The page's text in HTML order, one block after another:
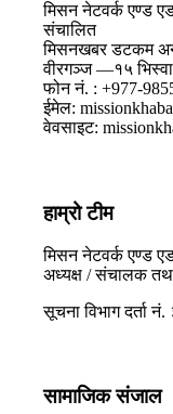
मिसन नेटवर्क एण्ड
संचालित
मिसनखबर डटकम
वीरगञ्ज —१५
फोन नं. : +977-
ईमेल:
वेवसाइट:
हाम्रो टीम
मिसन नेटवर्क एण्ड
अध्यक्ष / संचालक
सूचना विभाग दर्ता
सामाजिक संजाल